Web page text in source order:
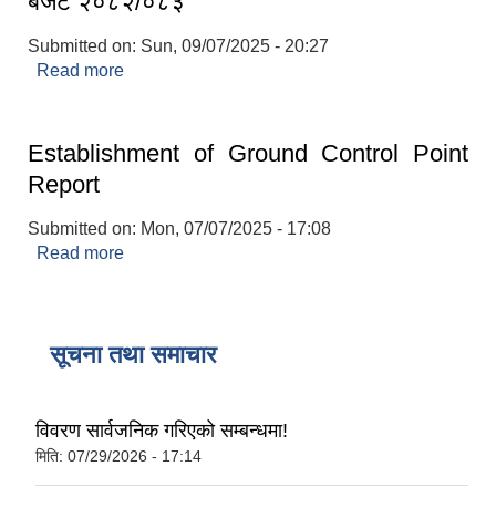
Submitted on: Sun, 09/07/2025 - 20:27
Read more
Establishment of Ground Control Point
Report
Submitted on: Mon, 07/07/2025 - 17:08
Read more
सूचना तथा समाचार
विवरण सार्वजनिक गरिएको सम्बन्धमा!
मिति: 07/29/2026 - 17:14